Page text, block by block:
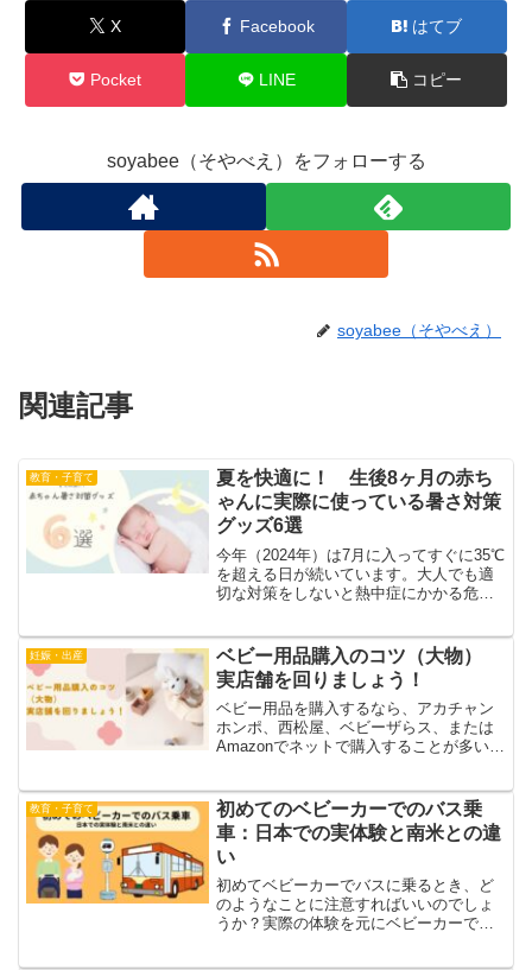
X Facebook はてブ
Pocket LINE コピー
soyabee（そやべえ）をフォローする
soyabee（そやべえ）
関連記事
教育・子育て
夏を快適に！ 生後8ヶ月の赤ち
ゃんに実際に使っている暑さ対策
グッズ6選
今年（2024年）は7月に入ってすぐに35℃
を超える日が続いています。大人でも適
切な対策をしないと熱中症にかかる危険
ょうか。赤ちゃんは体温調節がうまくで
きません。また暑...
妊娠・出産
ベビー用品購入のコツ（大物）
実店舗を回りましょう！
ベビー用品を購入するなら、アカチャン
ホンポ、西松屋、ベビーザらス、または
Amazonでネットで購入することが多いの
ればいろいろな用品店の実店舗を覗いて
みることをおすすめ...
教育・子育て
初めてのベビーカーでのバス乗
車：日本での実体験と南米との違
い
初めてベビーカーでバスに乗るとき、ど
のようなことに注意すればいいのでしょ
うか？実際の体験を元にベビーカーでの